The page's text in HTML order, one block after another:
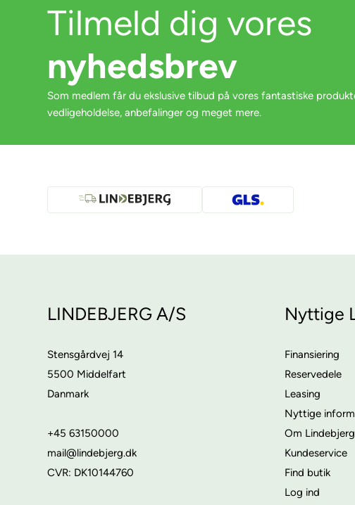
Tilmeld dig vores
nyhedsbrev
Som medlem får du ekslusive tilbud på vores fantastiske
vedligeholdelse, anbefalinger og meget mere.
LINDEBJERG A/S
Stensgårdvej 14
5500 Middelfart
Danmark
+45 63150000
mail@lindebjerg.dk
CVR: DK10144760
Nyttige
Finansiering
Reservedele
Leasing
Nyttige
Om Lindebjerg
Kundeservice
Find butik
Log ind